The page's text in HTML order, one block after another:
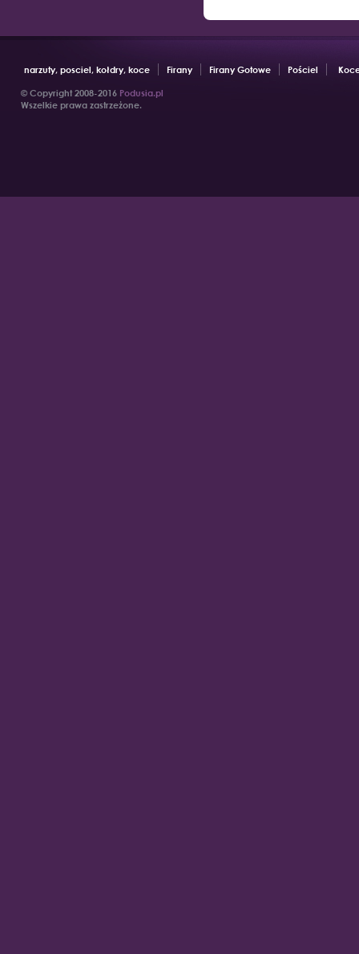
narzuty, posciel, kołdry, koce Firany Firany Gotowe Pościel
© Copyright 2008-2016 Podusia.pl
Wszelkie prawa zastrzeżone.